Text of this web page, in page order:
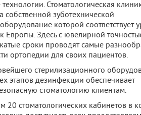
Стоматологическая
собственной зуботехнической
которой соответствует
Европы. Здесь с ювелирной
сроки проводят самые
ортопедии для своих пациентов.
стерилизационного
этапов дезинфекции обеспечивает
стоматологию клиентам.
20 стоматологических кабинетов в